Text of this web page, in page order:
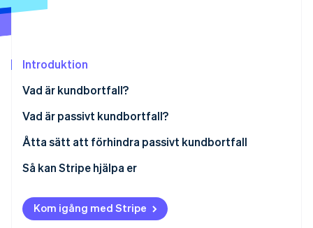
Titta nu
Introduktion
Vad är kundbortfall?
Vad är passivt kundbortfall?
Åtta sätt att förhindra passivt kundbortfall
Automatisera betalningspåminnelser
Erbjud flexibla betalningsalternativ
Skapa en snabb och intuitiv betalningsprocess
Så kan Stripe hjälpa er
Kom igång med Stripe